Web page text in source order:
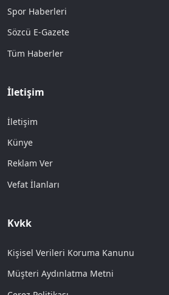
Spor Haberleri
Sözcü E-Gazete
Tüm Haberler
İletişim
İletişim
Künye
Reklam Ver
Vefat İlanları
Kvkk
Kişisel Verileri Koruma Kanunu
Müşteri Aydınlatma Metni